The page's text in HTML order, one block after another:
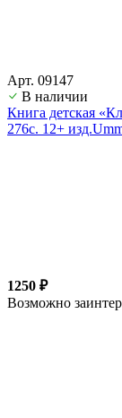
Арт. 09147
В наличии
Книга детская
276с. 12+
1250 ₽
Возможно